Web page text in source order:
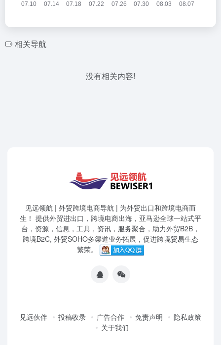
相关导航
没有相关内容!
见远领航 | 外贸跨境电商导航 | 为外贸出口和跨境电商而
生！ 提供外贸进出口，跨境电商出海，亚马逊全球一站式平
台，资源，信息，工具，资讯，服务聚合，助力外贸B2B，
跨境B2C, 外贸SOHO多渠道业务拓展，促进跨境贸易生态
繁荣。
见远伙伴 投稿收录 广告合作 免责声明
隐私政策
关于我们